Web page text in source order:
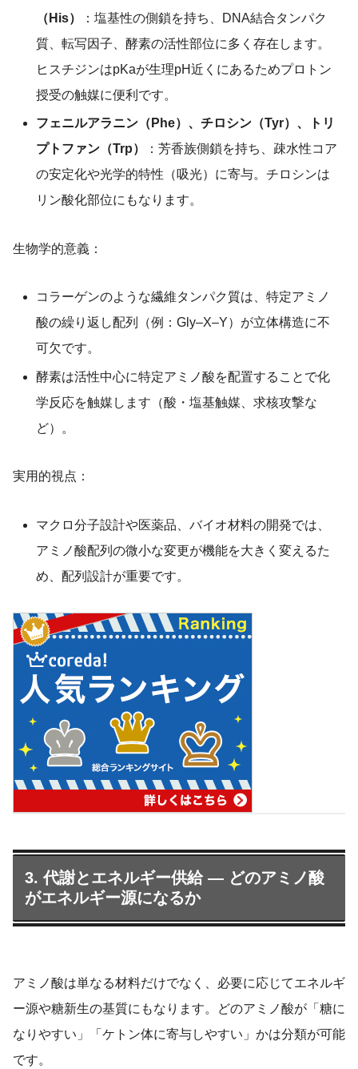
（His）
：塩基性の側鎖を持ち、DNA結合タンパク
質、転写因子、酵素の活性部位に多く存在します。
ヒスチジンはpKaが生理pH近くにあるためプロトン
授受の触媒に便利です。
フェニルアラニン（Phe）、チロシン（Tyr）、トリ
プトファン（Trp）
：芳香族側鎖を持ち、疎水性コア
の安定化や光学的特性（吸光）に寄与。チロシンは
リン酸化部位にもなります。
生物学的意義：
コラーゲンのような繊維タンパク質は、特定アミノ
酸の繰り返し配列（例：Gly–X–Y）が立体構造に不
可欠です。
酵素は活性中心に特定アミノ酸を配置することで化
学反応を触媒します（酸・塩基触媒、求核攻撃な
ど）。
実用的視点：
マクロ分子設計や医薬品、バイオ材料の開発では、
アミノ酸配列の微小な変更が機能を大きく変えるた
め、配列設計が重要です。
3. 代謝とエネルギー供給 — どのアミノ酸
がエネルギー源になるか
アミノ酸は単なる材料だけでなく、必要に応じてエネルギ
ー源や糖新生の基質にもなります。どのアミノ酸が「糖に
なりやすい」「ケトン体に寄与しやすい」かは分類が可能
です。